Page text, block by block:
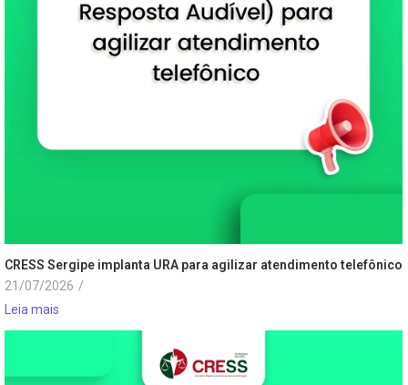
CRESS Sergipe implanta URA para agilizar atendimento telefônico
21/07/2026 /
Leia mais